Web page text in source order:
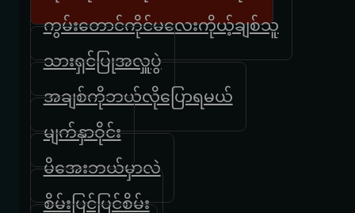
ကွမ်းတောင်ကိုင်မလေးကိုယ့်ချစ်သူ
သားရှင်ပြုအလှူပွဲ
အချစ်ကိုဘယ်လိုပြောရမယ်
မျက်နှာဝိုင်း
မိအေးဘယ်မှာလဲ
စိမ်းပြင်ပြင်စိမ်း